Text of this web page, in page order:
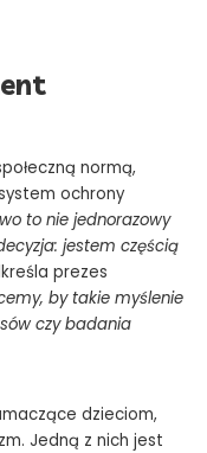
normą,
ochrony
to nie jednorazowy
jestem częścią
prezes
by takie myślenie
czy badania
dzieciom,
Jedną z nich jest